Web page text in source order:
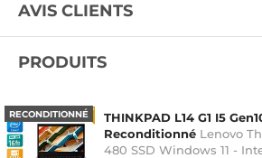
AVIS CLIENTS
PRODUITS
RECONDITIONNÉ
THINKPAD L14 G1 I5
Reconditionné Lenovo
480 SSD Windows 11 -